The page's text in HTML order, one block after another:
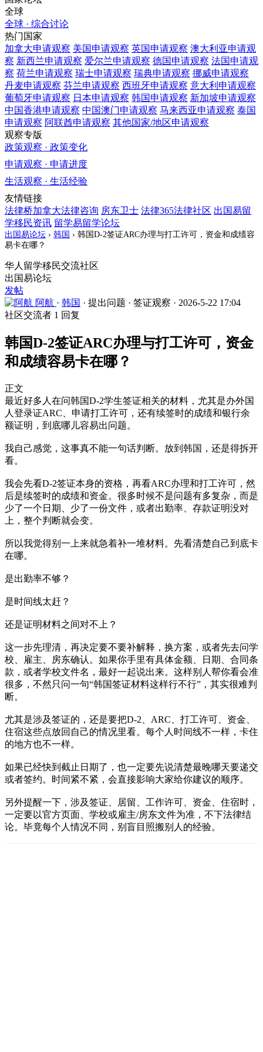
全球
全球 · 综合讨论
热门国家
加拿大申请观察 美国申请观察 英国申请观察 澳大利亚申请观
察 新西兰申请观察 爱尔兰申请观察 德国申请观察 法国申请观
察 荷兰申请观察 瑞士申请观察 瑞典申请观察 挪威申请观察
丹麦申请观察 芬兰申请观察 西班牙申请观察 意大利 申请观察
葡萄牙申请观察 日本申请观察 韩国申请观察 新加坡申请观察
中国香港申请观察 中国澳门申请观察 马来西亚申请观察 泰国
申请观察 阿联酋申请观察 其他国家/地区申请观察
观察专版
政策观察 · 政策变化
申请观察 · 申请进度
生活观察 · 生活经验
友情链接
法律桥加拿大法律咨询 房东卫士 法律365法律社区 出国易留
学移民资讯 留学易留学论坛
出国易论坛 › 韩国 › 韩国D-2签证ARC办理与打工许可，资金和成绩容
易卡在哪？
华人留学移民交流社区
出国易论坛
发帖
阿航 · 韩国 · 提出问题 · 签证观察 · 2026-5-22 17:04
社区交流者 1 回复
韩国D-2签证ARC办理与打工许可，资金
和成绩容易卡在哪？
正文
最近好多人在问韩国D-2学生签证相关的材料，尤其是办外国
人登录证ARC、申请打工许可，还有续签时的成绩和银行余
额证明，到底哪儿容易出问题。
我自己感觉，这事真不能一句话判断。放到韩国，还是得拆开
看。
我会先看D-2签证本身的资格，再看ARC办理和打工许可，然
后是续签时的成绩和资金。很多时候不是问题有多复杂，而是
少了一个日期、少了一份文件，或者出勤率、存款证明没对
上，整个判断就会变。
所以我觉得别一上来就急着补一堆材料。先看清楚自己到底卡
在哪。
是出勤率不够？
是时间线太赶？
还是证明材料之间对不上？
这一步先理清，再决定要不要补解释，换方案，或者先去问学
校、雇主、房东确认。如果你手里有具体金额、日期、合同条
款，或者学校文件名，最好一起说出来。这样别人帮你看会准
很多，不然只问一句“韩国签证材料这样行不行”，其实很难判
断。
尤其是涉及签证的，还是要把D-2、ARC、打工许可、资金、
住宿这些点放回自己的情况里看。每个人时间线不一样，卡住
的地方也不一样。
如果已经快到截止日期了，也一定要先说清楚最晚哪天要递交
或者签约。时间紧不紧，会直接影响大家给你建议的顺序。
另外提醒一下，涉及签证、居留、工作许可、资金、住宿时，
一定要以官方页面、学校或雇主/房东文件为准，不下法律结
论。毕竟每个人情况不同，别盲目照搬别人的经验。